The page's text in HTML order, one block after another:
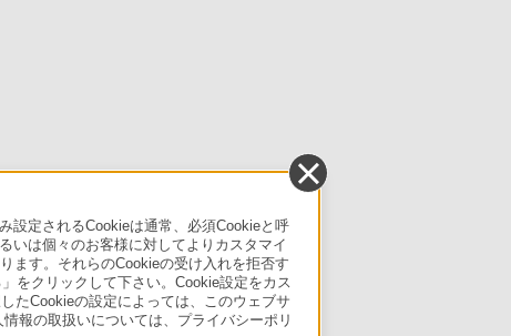
設定されるCookieは通常、必須Cookieと呼
いは個々のお客様に対してよりカスタマイ
ます。それらのCookieの受け入れを拒否す
をクリックして下さい。Cookie設定をカス
たCookieの設定によっては、このウェブサ
報の取扱いについては、プライバシーポリ